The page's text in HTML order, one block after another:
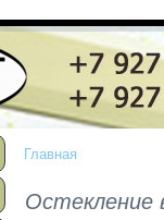
Главная
Остекление